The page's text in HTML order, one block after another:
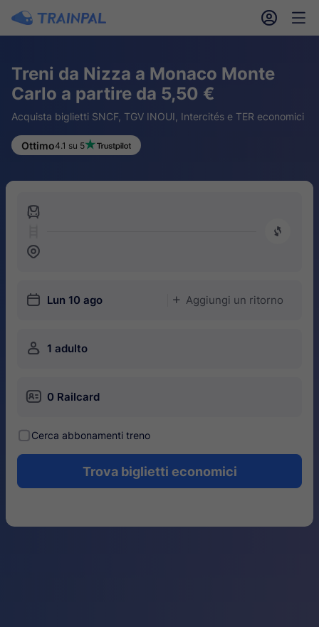
󱎓 󱒨
Treni da Nizza a Monaco Monte
Carlo a partire da 5,50 €
Acquista biglietti SNCF, TGV INOUI, Intercités e TER economici
Ottimo4.1 su 5
󱍉
󰿠
󱒣
󱎗 Lun 10 ago 󱅇 Aggiungi un ritorno
󱍂 1 adulto
󱄝 0 Railcard
󰾋Cerca abbonamenti treno
Trova biglietti economici